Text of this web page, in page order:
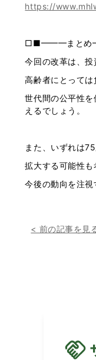
https://
□■━━━まと
今回の改革は、投
高齢者にとっては
世代間の公平性
えるでしょう。
また、いずれは
拡大する可能性も
今後の動向を注視
< 前の記事を見